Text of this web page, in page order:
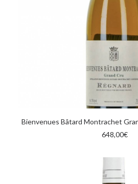
AGGIUNGI AL
Bienvenues Bâtard Montrachet
648,00€